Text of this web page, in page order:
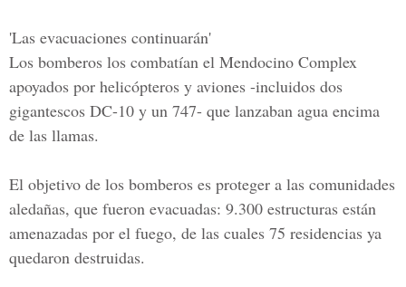
'Las evacuaciones continuarán'
Los bomberos los combatían el Mendocino Complex
apoyados por helicópteros y aviones -incluidos dos
gigantescos DC-10 y un 747- que lanzaban agua encima
de las llamas.
El objetivo de los bomberos es proteger a las comunidades
aledañas, que fueron evacuadas: 9.300 estructuras están
amenazadas por el fuego, de las cuales 75 residencias ya
quedaron destruidas.